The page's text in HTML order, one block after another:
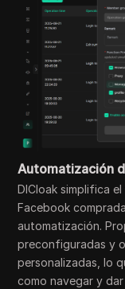
Automatización
DICloak simplifica
Facebook
automatización.
preconfiguradas y
personalizadas, lo
como navegar y